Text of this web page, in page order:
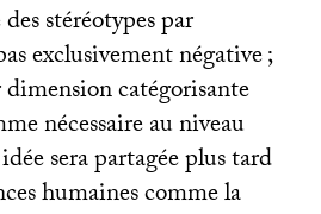
stéréotypes par
exclusivement négative;
catégorisante
nécessaire au niveau
sera partagée plus tard
humaines comme la